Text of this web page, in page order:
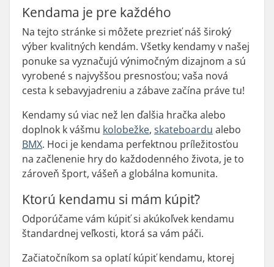
Kendama je pre každého
Na tejto stránke si môžete prezrieť náš široký
výber kvalitných kendám. Všetky kendamy v našej
ponuke sa vyznačujú výnimočným dizajnom a sú
vyrobené s najvyššou presnosťou; vaša nová
cesta k sebavyjadreniu a zábave začína práve tu!
Kendamy sú viac než len ďalšia hračka alebo
doplnok k vášmu kolobežke, skateboardu alebo
BMX. Hoci je kendama perfektnou príležitosťou
na začlenenie hry do každodenného života, je to
zároveň šport, vášeň a globálna komunita.
Ktorú kendamu si mám kúpiť?
Odporúčame vám kúpiť si akúkoľvek kendamu
štandardnej veľkosti, ktorá sa vám páči.
Začiatočníkom sa oplatí kúpiť kendamu, ktorej